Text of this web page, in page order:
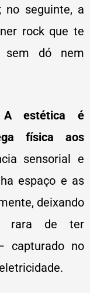
no seguinte, a
rock que te
sem dó nem
A estética é
física aos
sensorial e
espaço e as
deixando
rara de ter
capturado no